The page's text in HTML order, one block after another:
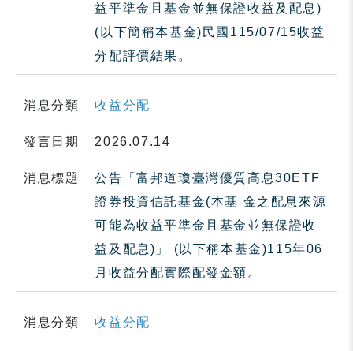
益平準金且基金並無保證收益及配息)
(以下簡稱本基金)民國115/07/15收益
分配評價結果。
消息分類 收益分配
發言日期 2026.07.14
消息標題
公告「富邦道瓊臺灣優質高息30ETF
證券投資信託基金(本基 金之配息來源
可能為收益平準金且基金並無保證收
益及配息)」 (以下稱本基金)115年06
月收益分配實際配發金額。
消息分類 收益分配